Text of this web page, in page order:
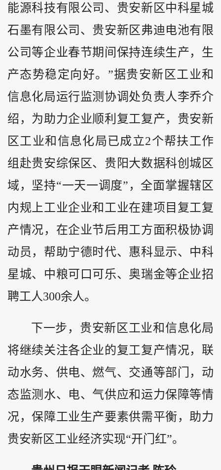
能源科技有限公司、贵安新区中科星城
石墨有限公司、贵安新区弗迪电池有限
公司等企业春节期间保持连续生产，生
产态势稳定向好。”据贵安新区工业和
信息化局运行监测协调处负责人李乔介
绍，为助力企业顺利复工复产，贵安新
区工业和信息化局已成立2个帮扶工作
组赴贵安综保区、贵阳大数据科创城区
域，坚持“一天一调度”，全面掌握辖区
内规上工业企业和工业在建项目复工复
产情况，在企业节后用工方面积极协调
动员，帮助宁德时代、惠科显示、中科
星城、中粮可口可乐、奥瑞金等企业招
聘工人300余人。
下一步，贵安新区工业和信息化局
将继续关注各企业的复工复产情况，联
动水务、供电、燃气、交通等部门，动
态监测水、电、气供应和运力保障等情
况，保障工业生产要素供需平衡，助力
贵安新区工业经济实现“开门红”。